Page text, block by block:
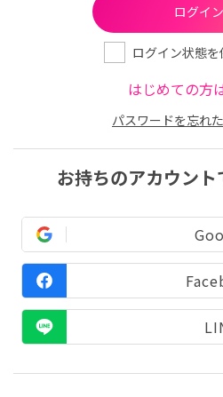
ログイン状態を
はじめての方
パスワードを忘れ
お持ちのアカウン